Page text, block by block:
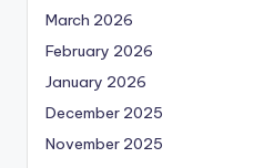
March 2026
February 2026
January 2026
December 2025
November 2025